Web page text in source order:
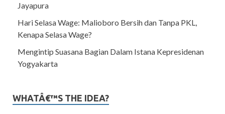
Jayapura
Hari Selasa Wage: Malioboro Bersih dan Tanpa PKL,
Kenapa Selasa Wage?
Mengintip Suasana Bagian Dalam Istana Kepresidenan
Yogyakarta
WHATÂ€™S THE IDEA?